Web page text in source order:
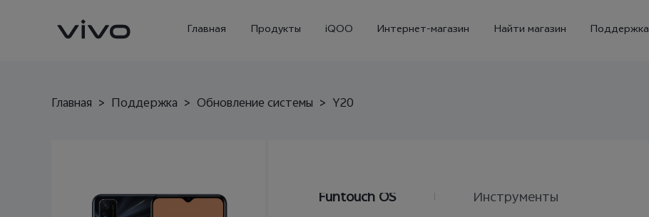
Главная Продукты iQOO Интернет-магазин Найти магазин Поддержка
Главная > Поддержка > Обновление системы > Y20
Funtouch OS Инструменты